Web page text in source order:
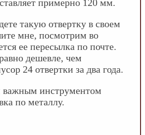
примерно 120 мм.
такую отвертку в своем
мне, посмотрим во
ее пересылка по почте.
дешевле, чем
24 отвертки за два года.
инструментом
по металлу.